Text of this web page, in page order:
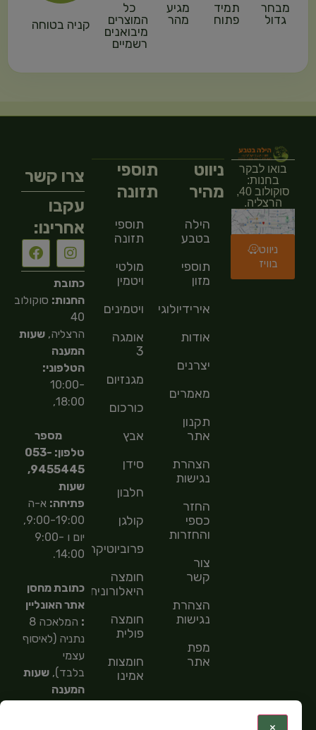
מבחר
גדול
תמיד
פתוח
מגיע
מהר
כל
המוצרים
מיבואנים
רשמיים
קניה בטוחה
בואו לבקר
בחנות:
סוקולוב 40,
הרצליה.
ניווט
בוויז
ניווט
מהיר
הילה
בטבע
תוספי
מזון
אירידיולוגיה
אודות
יצרנים
מאמרים
תקנון
אתר
הצהרת
נגישות
החזר
כספי
והחזרות
צור
קשר
הצהרת
נגישות
מפת
אתר
תוספי
תזונה
תוספי
תזונה
מולטי
ויטמין
ויטמינים
אומגה
3
מגנזיום
כורכום
אבץ
סידן
חלבון
קולגן
פרוביוטיקה
חומצה
היאלורונית
חומצה
פולית
חומצות
אמינו
חומצות
צרו קשר
עקבו
אחרינו:
כתובת
החנות: סוקולוב
40
הרצליה,שעות
המענה
הטלפוני:
10:00-
18:00,
מספר
טלפון: 053-
9455445,
שעות
פתיחה: א-ה
9:00-19:00,
יום ו 9:00-
14:00.
כתובת מחסן
אתר האונליין
:
המלאכה 8
נתניה (לאיסוף
עצמי
בלבד),שעות
המענה